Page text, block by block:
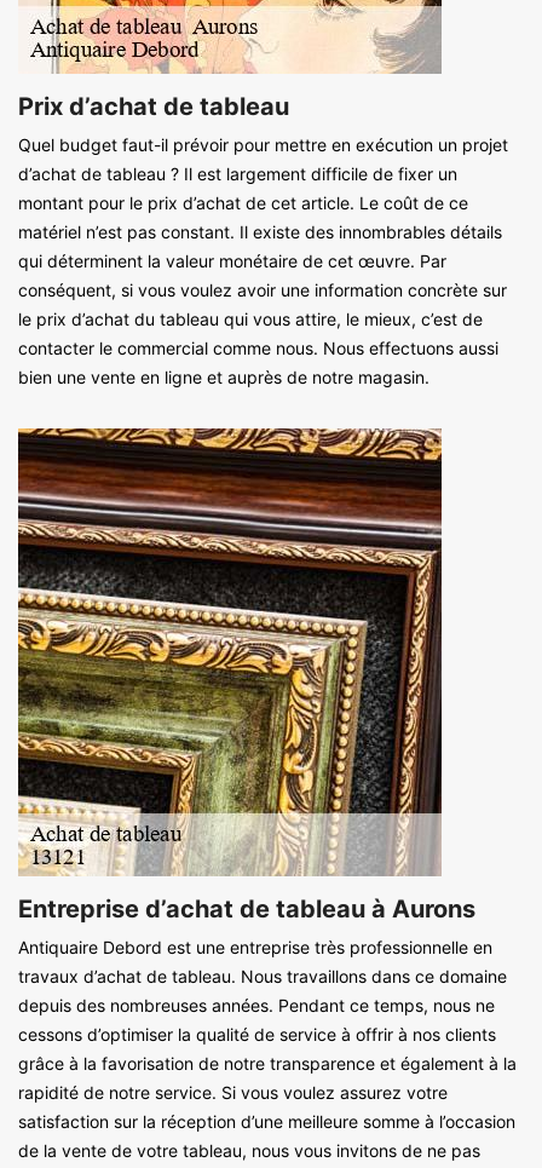
Prix d’achat de tableau
Quel budget faut-il prévoir pour mettre en exécution un projet
d’achat de tableau ? Il est largement difficile de fixer un
montant pour le prix d’achat de cet article. Le coût de ce
matériel n’est pas constant. Il existe des innombrables détails
qui déterminent la valeur monétaire de cet œuvre. Par
conséquent, si vous voulez avoir une information concrète sur
le prix d’achat du tableau qui vous attire, le mieux, c’est de
contacter le commercial comme nous. Nous effectuons aussi
bien une vente en ligne et auprès de notre magasin.
Entreprise d’achat de tableau à Aurons
Antiquaire Debord est une entreprise très professionnelle en
travaux d’achat de tableau. Nous travaillons dans ce domaine
depuis des nombreuses années. Pendant ce temps, nous ne
cessons d’optimiser la qualité de service à offrir à nos clients
grâce à la favorisation de notre transparence et également à la
rapidité de notre service. Si vous voulez assurez votre
satisfaction sur la réception d’une meilleure somme à l’occasion
de la vente de votre tableau, nous vous invitons de ne pas